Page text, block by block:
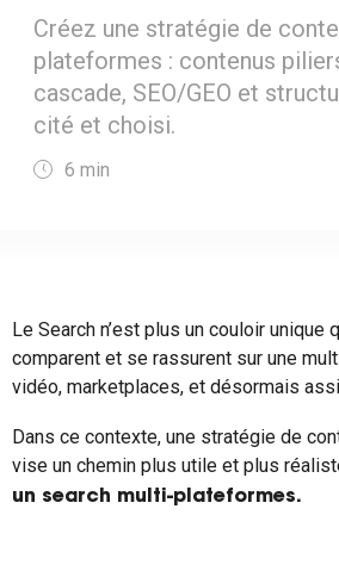
Créez une stratégie de
plateformes : contenus
cascade, SEO/GEO et
cité et choisi.
6 min
Le Search n’est plus un couloir
comparent et se rassurent sur une
vidéo, marketplaces, et désormais
Dans ce contexte, une stratégie de
vise un chemin plus utile et plus
un search multi-plateformes.